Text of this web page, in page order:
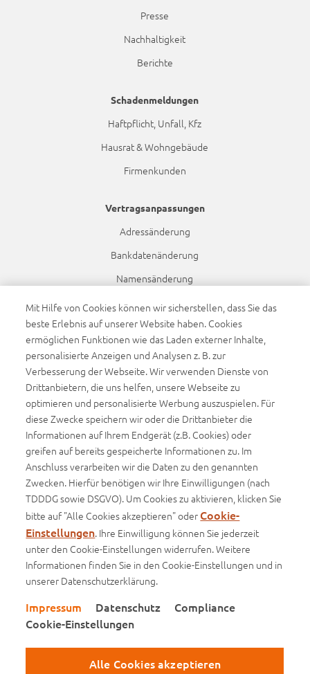
Presse
Nachhaltigkeit
Berichte
Schadenmeldungen
Haftpflicht, Unfall, Kfz
Hausrat & Wohngebäude
Firmenkunden
Vertragsanpassungen
Adressänderung
Bankdatenänderung
Namensänderung
Dynamikanpassung
Sponsoring
FC Augsburg
WWK Volleys Herrsching
Beachvolleyball
Infos
Basisinformationsblätter (BIB)
Produktinformationsblätter
Impressum
Datenschutz
Compliance
Cookie-Einstellungen
Besuchen Sie uns auf Facebook
Besuchen Sie uns auf Instagram
Besuchen Sie uns auf Xing
Besuchen Sie uns auf
Besuchen Sie uns
Mit Hilfe von Cookies können wir sicherstellen, dass Sie das
beste Erlebnis auf unserer Website haben. Cookies
ermöglichen Funktionen wie das Laden externer Inhalte,
personalisierte Anzeigen und Analysen z. B. zur
Verbesserung der Webseite. Wir verwenden Dienste von
Drittanbietern, die uns helfen, unsere Webseite zu
optimieren und personalisierte Werbung auszuspielen. Für
diese Zwecke speichern wir oder die Drittanbieter die
Informationen auf Ihrem Endgerät (z.B. Cookies) oder
greifen auf bereits gespeicherte Informationen zu. Im
Anschluss verarbeiten wir die Daten zu den genannten
Zwecken. Hierfür benötigen wir Ihre Einwilligungen (nach
TDDDG sowie DSGVO). Um Cookies zu aktivieren, klicken Sie
bitte auf "Alle Cookies akzeptieren" oder Cookie-
Einstellungen. Ihre Einwilligung können Sie jederzeit
unter den Cookie-Einstellungen widerrufen. Weitere
Informationen finden Sie in den Cookie-Einstellungen und in
unserer Datenschutzerklärung.
Impressum Datenschutz
Compliance
Cookie-Einstellungen
Alle Cookies akzeptieren